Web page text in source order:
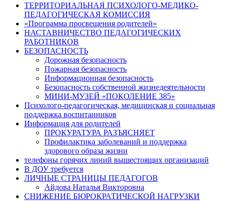
ТЕРРИТОРИАЛЬНАЯ ПСИХОЛОГО-МЕДИКО-
ПЕДАГОГИЧЕСКАЯ КОМИССИЯ
«Программа просвещения родителей»
НАСТАВНИЧЕСТВО ПЕДАГОГИЧЕСКИХ
РАБОТНИКОВ
БЕЗОПАСНОСТЬ
Дорожная безопасность
Пожарная безопасность
Информационная безопасность
Безопасность собственной жизнедеятельности
МИНИ-МУЗЕЙ «ПОКОЛЕНИЕ 385»
Психолого-педагогическая, медицинская и социальная
поддержка воспитанников
Информация для родителей
ПРОКУРАТУРА РАЗЪЯСНЯЕТ
Профилактика заболеваний и поддержка
здорового образа жизни
телефоны горячих линий вышестоящих организаций
В ДОУ требуется
ЛИЧНЫЕ СТРАНИЦЫ ПЕДАГОГОВ
Айдова Наталья Викторовна
СНИЖЕНИЕ БЮРОКРАТИЧЕСКОЙ НАГРУЗКИ